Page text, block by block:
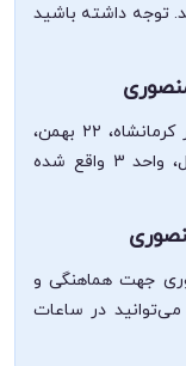
توجه داشته باشید
آدرس مطب دکتر بهروز سلیمی منصوری در کرمانشاه، ۲۲ بهمن،
۳۰ متری اول، ساختمان دیپلمات، طبقه اول، واحد 3 واقع شده
جهت هماهنگی و
می‌باشد که می‌توانید در ساعات